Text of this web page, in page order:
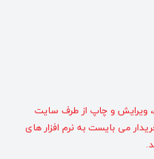
ویرایش و چاپ از طرف سایت
می بایست به نرم افزار های